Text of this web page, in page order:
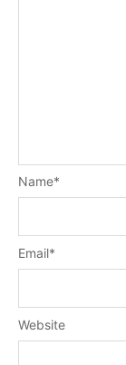
Name*
Email*
Website